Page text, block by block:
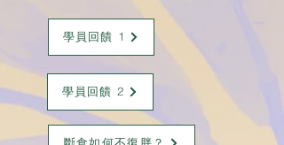
學員回饋 1
學員回饋 2